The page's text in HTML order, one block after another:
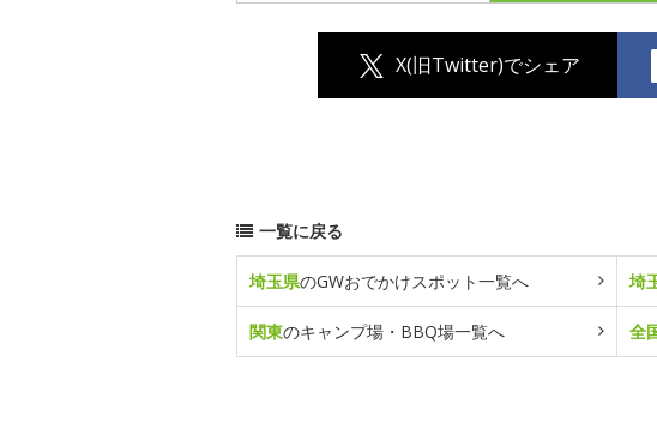
X(旧Twitter)でシェア
一覧に戻る
埼玉県のGWおでかけスポット一覧へ 埼
関東のキャンプ場・BBQ場一覧へ 全